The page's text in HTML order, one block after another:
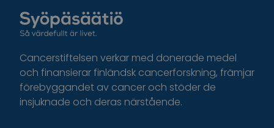
Cancerstiftelsen verkar med donerade medel
och finansierar finländsk cancerforskning, främjar
förebyggandet av cancer och stöder de
insjuknade och deras närstående.